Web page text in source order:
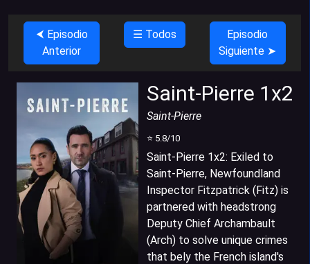
⮜ Episodio
Anterior
☰ Todos
Episodio
Siguiente ➤
Saint-Pierre 1x2
Saint-Pierre
⭐ 5.8/10
Saint-Pierre 1x2: Exiled to
Saint-Pierre, Newfoundland
Inspector Fitzpatrick (Fitz) is
partnered with headstrong
Deputy Chief Archambault
(Arch) to solve unique crimes
that bely the French island's